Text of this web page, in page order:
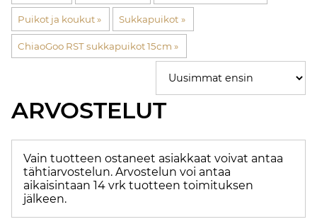
Puikot ja koukut‪» Sukkapuikot ‪»
ChiaoGoo RST sukkapuikot 15cm ‪»
ARVOSTELUT
Vain tuotteen ostaneet asiakkaat voivat antaa
tähtiarvostelun. Arvostelun voi antaa
aikaisintaan 14 vrk tuotteen toimituksen
jälkeen.